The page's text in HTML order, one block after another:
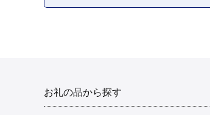
お礼の品から探す